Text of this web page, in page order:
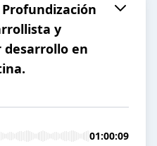
Profundización
y
desarrollo en
01:00:09